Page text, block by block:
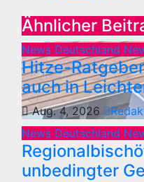
Ähnlicher
News Deutschland
Hitze-
auch in
Aug. 4, 2026
News Deutschland
unbedingter